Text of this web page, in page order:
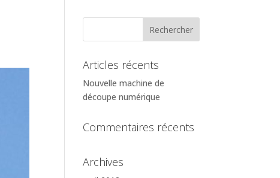
Articles récents
Nouvelle machine de
découpe numérique
Commentaires récents
Archives